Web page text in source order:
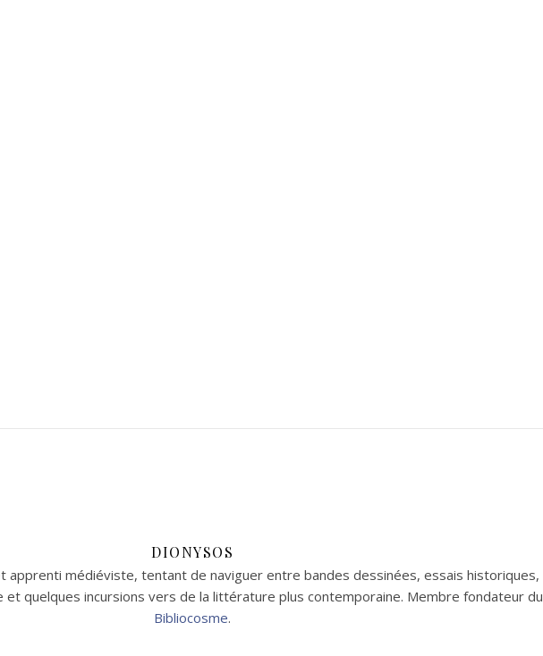
DIONYSOS
apprenti médiéviste, tentant de naviguer entre bandes dessinées, essais historiques,
et quelques incursions vers de la littérature plus contemporaine. Membre fondateur du
Bibliocosme.